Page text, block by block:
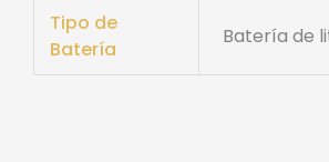
Tipo de
Batería
Batería de